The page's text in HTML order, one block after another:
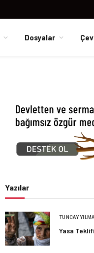
Dosyalar
Yazılar
TUNCAY
Yasa